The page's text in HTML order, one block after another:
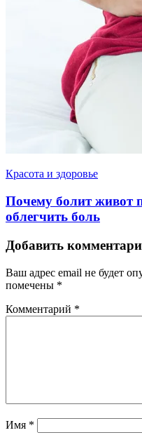
Красота и здоровье
Почему болит живот
облегчить боль
Добавить
Ваш адрес email не будет
помечены *
Комментарий *
Имя *